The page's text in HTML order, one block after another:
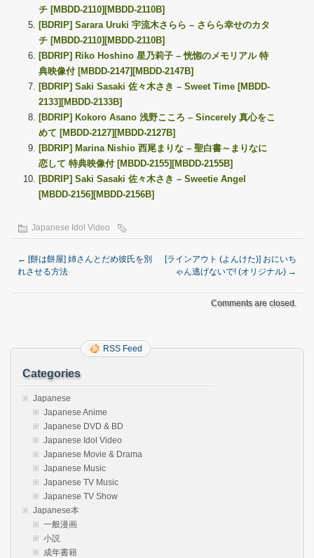
チ [MBDD-2110][MBDD-2110B]
[BDRIP] Sarara Uruki 宇流木さらら – さらら幸せのカタ
チ [MBDD-2110][MBDD-2110B]
[BDRIP] Riko Hoshino 星乃莉子 – 恍惚のメモリアル 特
典映像付 [MBDD-2147][MBDD-2147B]
[BDRIP] Saki Sasaki 佐々木さき – Sweet Time [MBDD-
2133][MBDD-2133B]
[BDRIP] Kokoro Asano 浅野こころ – Sincerely 真心をこ
めて [MBDD-2127][MBDD-2127B]
[BDRIP] Marina Nishio 西尾まりな – 聖白書～まりなに
恋して 特典映像付 [MBDD-2155][MBDD-2155B]
[BDRIP] Saki Sasaki 佐々木さき – Sweetie Angel
[MBDD-2156][MBDD-2156B]
Japanese Idol Video
← [餅は餅屋] 姉さんとだめ彼氏を別
れさせる方法
[ラインアウト (よんけた)] おにいち
ゃん逃げないで! (オリジナル) →
Comments are closed.
RSS Feed
Categories
Japanese
Japanese Anime
Japanese DVD & BD
Japanese Idol Video
Japanese Movie & Drama
Japanese Music
Japanese TV Music
Japanese TV Show
Japanese本
一般漫画
小説
成年書籍